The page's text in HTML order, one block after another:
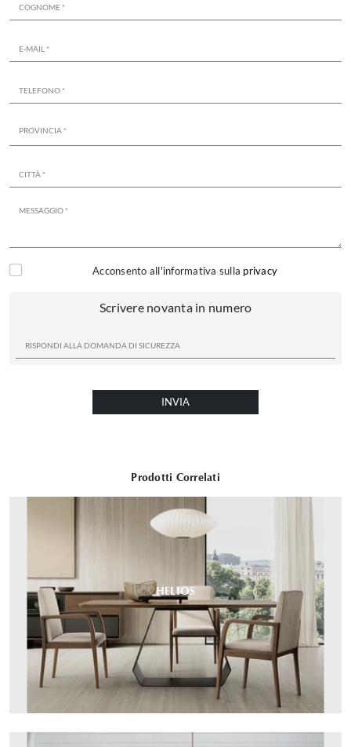
Prodotti Correlati
HELIOS
Acconsento all'informativa sulla privacy
Scrivere novanta in numero
INVIA